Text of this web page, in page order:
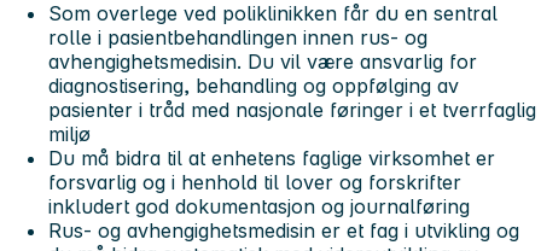
Som overlege ved poliklinikken får du en sentral
rolle i pasientbehandlingen innen rus- og
avhengighetsmedisin. Du vil være ansvarlig for
diagnostisering, behandling og oppfølging av
pasienter i tråd med nasjonale føringer i et tverrfaglig
miljø
Du må bidra til at enhetens faglige virksomhet er
forsvarlig og i henhold til lover og forskrifter
inkludert god dokumentasjon og journalføring
Rus- og avhengighetsmedisin er et fag i utvikling og